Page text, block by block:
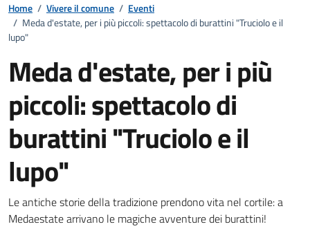
Home / Vivere il comune / Eventi
/ Meda d'estate, per i più piccoli: spettacolo di burattini "Truciolo e il
lupo"
Meda d'estate, per i più
piccoli: spettacolo di
burattini "Truciolo e il
lupo"
Dettagli della notizia
Le antiche storie della tradizione prendono vita nel cortile: a
Medaestate arrivano le magiche avventure dei burattini!